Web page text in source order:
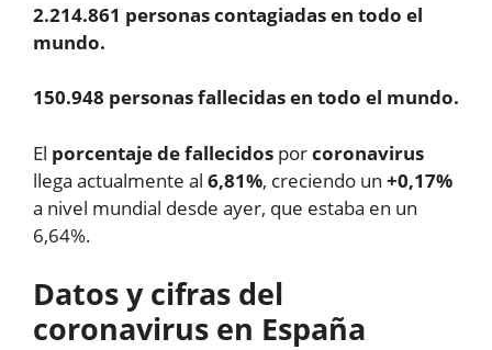
2.214.861 personas contagiadas en todo el
mundo.
150.948 personas fallecidas en todo el mundo.
El porcentaje de fallecidos porcoronavirus
llega actualmente al 6,81%, creciendo un +0,17%
a nivel mundial desde ayer, que estaba en un
6,64%.
Datos y cifras del
coronavirus en España